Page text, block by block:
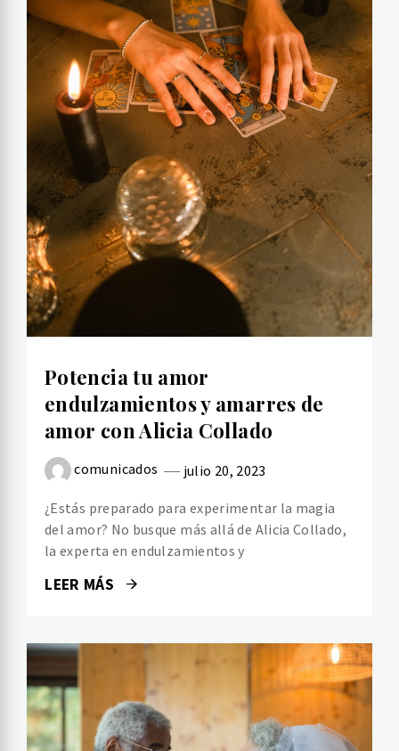
Potencia tu amor
endulzamientos y amarres de
amor con Alicia Collado
comunicados julio 20, 2023
¿Estás preparado para experimentar la magia
del amor? No busque más allá de Alicia Collado,
la experta en endulzamientos y
LEER MÁS